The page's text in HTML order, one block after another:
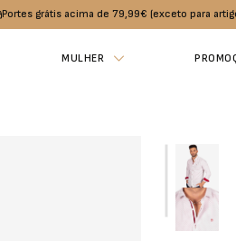
Portes grátis acima de 79,99€ (exceto para
MULHER